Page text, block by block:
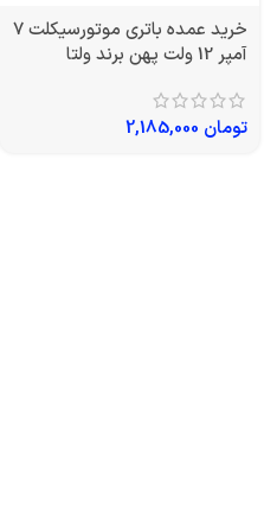
خرید عمده باتری موتورسیکلت 7
آمپر 12 ولت پهن برند ولتا
تومان